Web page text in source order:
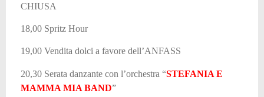
CHIUSA
18,00 Spritz Hour
19,00 Vendita dolci a favore dell’ANFASS
20,30 Serata danzante con l’orchestra “STEFANIA E
MAMMA MIA BAND”